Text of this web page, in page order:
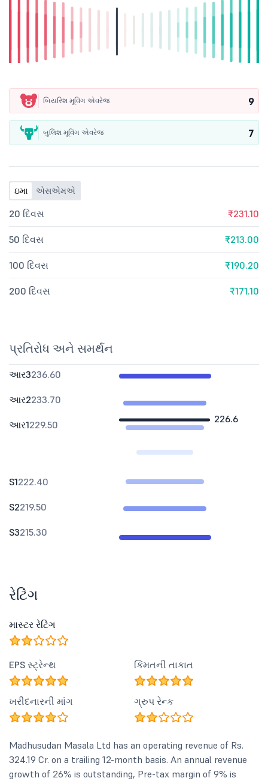
બિયરિશ મૂવિંગ એવરેજ 9
બુલિશ મૂવિંગ એવરેજ 7
ઇમા એસએમએ
20 દિવસ ₹231.10
50 દિવસ ₹213.00
100 દિવસ ₹190.20
200 દિવસ ₹171.10
પ્રતિરોધ અને સમર્થન
226.6
આર3236.60
આર2233.70
આર1229.50
S1222.40
S2219.50
S3215.30
રેટિંગ
માસ્ટર રેટિંગ
EPS સ્ટ્રેન્થ કિંમતની તાકાત
ખરીદનારની માંગ ગ્રુપ રેન્ક
Madhusudan Masala Ltd has an operating revenue of Rs.
324.19 Cr. on a trailing 12-month basis. An annual revenue
growth of 26% is outstanding, Pre-tax margin of 9% is